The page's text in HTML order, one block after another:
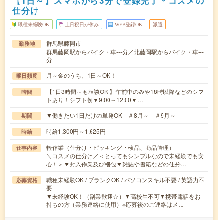
仕分け
職種未経験OK 土日祝日が休み WEB登録OK 派遣
勤務地
群馬県藤岡市
群馬藤岡駅からバイク・車---分／北藤岡駅からバイク・車---
分
曜日頻度 月～金のうち、1日～OK！
時間
【1日3時間～も相談OK!】午前中のみや18時以降などのシフ
トあり！シフト例▼9:00～12:00▼…
期間 ▼働きたい1日だけの単発OK ＃8月～ ＃9月～
時給 時給1,300円～1,625円
仕事内容
軽作業（仕分け・ピッキング・検品、商品管理）
＼コスメの仕分け／＜とってもシンプルなので未経験でも安
心！＞▼封入作業及び梱包▼雑誌や書籍などの仕分…
応募資格
職種未経験OK / ブランクOK / パソコンスキル不要 / 英語力不
要
▼未経験OK！（副業歓迎☆）▼高校生不可▼携帯電話をお
持ちの方（業務連絡に使用）※応募後のご連絡はメ…